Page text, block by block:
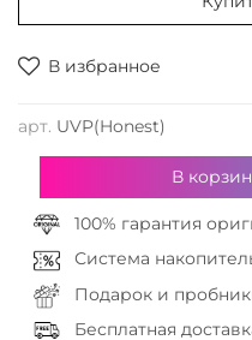
В избранное
арт. UVP(Honest)
В
100% гарантия
Система
Подарок и
Бесплатная